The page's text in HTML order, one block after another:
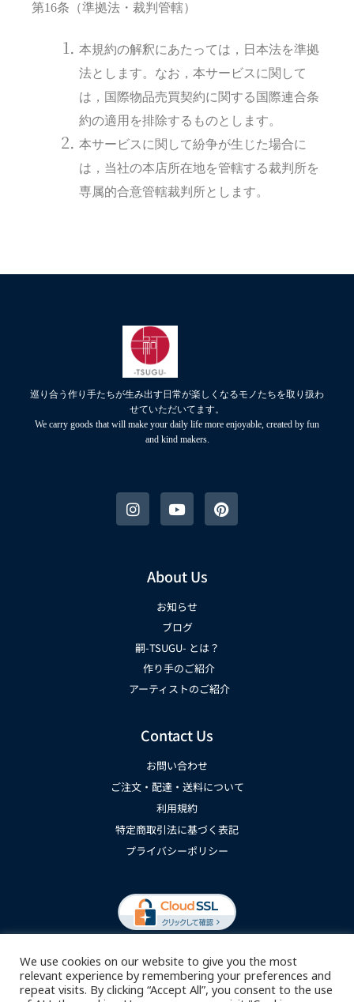
第16条（準拠法・裁判管轄）
本規約の解釈にあたっては，日本法を準拠
法とします。なお，本サービスに関して
は，国際物品売買契約に関する国際連合条
約の適用を排除するものとします。
本サービスに関して紛争が生じた場合に
は，当社の本店所在地を管轄する裁判所を
専属的合意管轄裁判所とします。
巡り合う作り手たちが生み出す日常が楽しくなるモノたちを取り扱わ
せていただいてます。
We carry goods that will make your daily life more enjoyable, created by fun
and kind makers.
About Us
お知らせ
ブログ
嗣-TSUGU- とは？
作り手のご紹介
アーティストのご紹介
Contact Us
お問い合わせ
ご注文・配達・送料について
利用規約
特定商取引法に基づく表記
プライバシーポリシー
We use cookies on our website to give you the most
relevant experience by remembering your preferences and
repeat visits. By clicking “Accept All”, you consent to the use